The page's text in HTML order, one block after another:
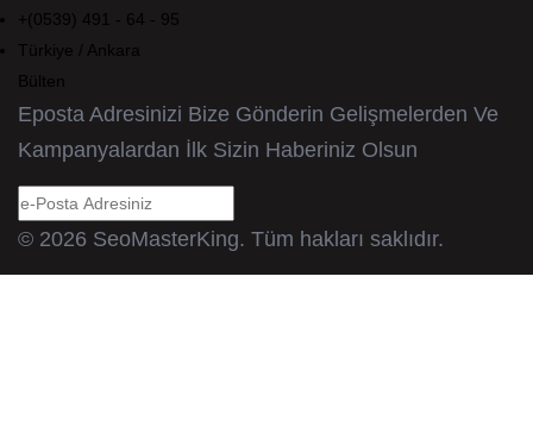
+(0539) 491 - 64 - 95
Türkiye / Ankara
Bülten
Eposta Adresinizi Bize Gönderin Gelişmelerden Ve
Kampanyalardan İlk Sizin Haberiniz Olsun
© 2026 SeoMasterKing. Tüm hakları saklıdır.